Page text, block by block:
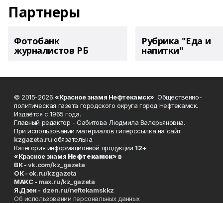
Партнеры
Фотобанк
журналистов РБ
Рубрика "Еда и
напитки"
© 2015-2026 «Красное знамя Нефтекамск». Общественно-
политическая газета городского округа город Нефтекамск.
Издаётся с 1965 года.
Главный редактор - Сабитова Людмила Валерьяновна.
При использовании материалов гиперссылка на сайт
kzgazeta.ru обязательна.
Категория информационной продукции 12+
«Красное знамя Нефтекамск» в
ВК -vk.com/kz_gazeta
ОК - ok.ru/kzgazeta
MAKC - max.ru/kz_gazeta
Я.Дзен - dzen.ru/neftekamskkz
Об использовании персональных данных